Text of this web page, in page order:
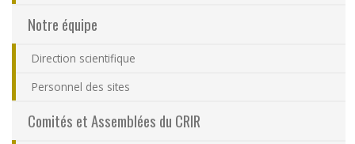
Accessibilité
Notre équipe
Direction scientifique
Personnel des sites
Comités et Assemblées du CRIR